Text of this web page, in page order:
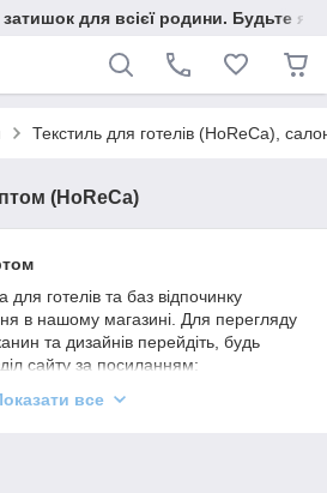
для всієї родини. Будьте як
Текстиль для готелів (HoReCa),
(HoReCa)
для готелів та баз відпочинку
в нашому магазині. Для перегляду
та дизайнів перейдіть, будь
сайту за посиланням:
в кожній картці товару
все